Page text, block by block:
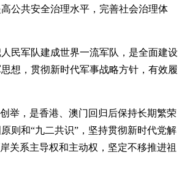
公共安全治理水平，完善社会治理体
民军队建成世界一流军队，是全面建设
想，贯彻新时代军事战略方针，有效履
举，是香港、澳门回归后保持长期繁荣
则和“九二共识”，坚持贯彻新时代党解
关系主导权和主动权，坚定不移推进祖